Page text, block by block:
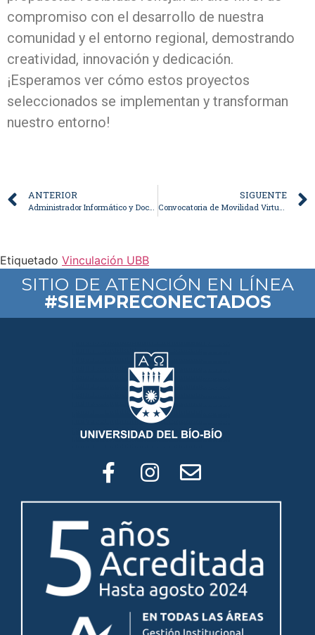
compromiso con el desarrollo de nuestra
comunidad y el entorno regional, demostrando
creatividad, innovación y dedicación.
¡Esperamos ver cómo estos proyectos
seleccionados se implementan y transforman
nuestro entorno!
ANTERIOR
Administrador Informático y Documental
SIGUENTE
Convocatoria de Movilidad Virtual INILATmov+ 2025-1
Etiquetado Vinculación UBB
SITIO DE ATENCIÓN EN LÍNEA
#SIEMPRECONECTADOS